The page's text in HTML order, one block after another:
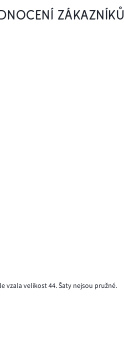
ZÁKAZNÍKŮ
vzala velikost 44. Šaty nejsou pružné.